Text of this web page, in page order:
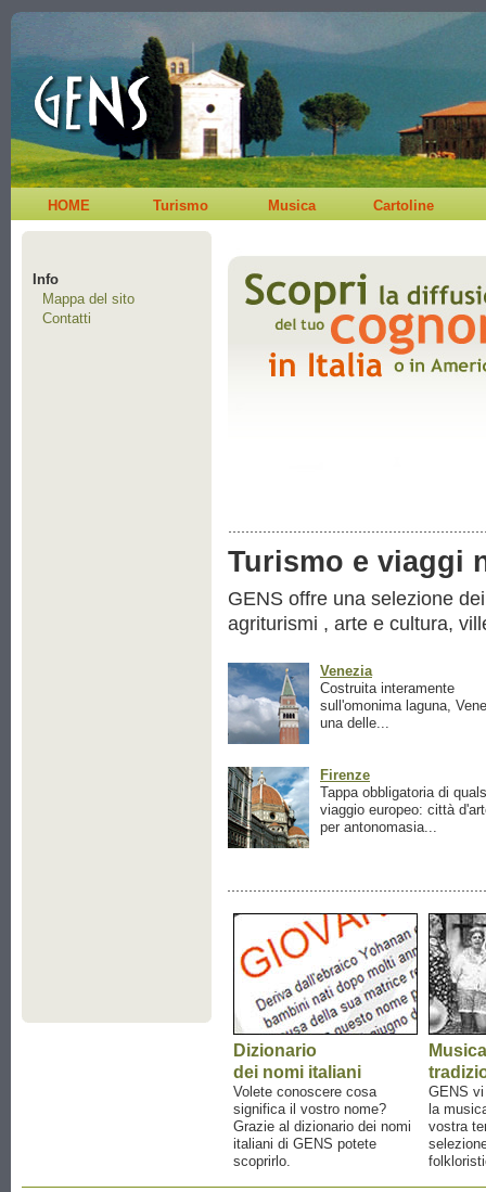
HOME Turismo Musica Cartoline
Info
Mappa del sito
Contatti
Turismo e viaggi
GENS offre una selezione
agriturismi , arte e cultura,
Venezia
Costruita interamente
sull'omonima laguna,
una delle...
Firenze
Tappa obbligatoria di
viaggio europeo: città
per antonomasia...
Dizionario
dei nomi italiani
Volete conoscere cosa
significa il vostro nome?
Grazie al dizionario dei nomi
italiani di GENS potete
scoprirlo.
Musica
GENS
la
vostra